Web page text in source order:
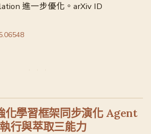
進一步優化。arXiv ID
化學習框架同步演化 Agent
行與萃取三能力